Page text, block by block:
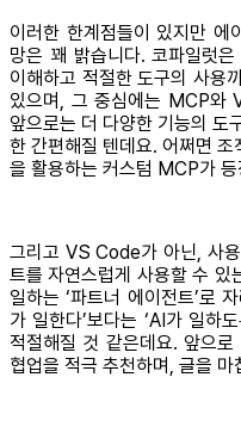
이러한 한계점들이 있지만 에
망은 꽤 밝습니다. 코파일럿
이해하고 적절한 도구의 사용
있으며, 그 중심에는 MCP와
앞으로는 더 다양한 기능의 도
한 간편해질 텐데요. 어쩌면
을 활용하는 커스텀 MCP가
그리고 VS Code가 아닌, 사
트를 자연스럽게 사용할 수 있
일하는 ‘파트너 에이전트’로
가 일한다’보다는 ‘AI가 일하
적절해질 것 같은데요. 앞으로
협업을 적극 추천하며, 글을 마